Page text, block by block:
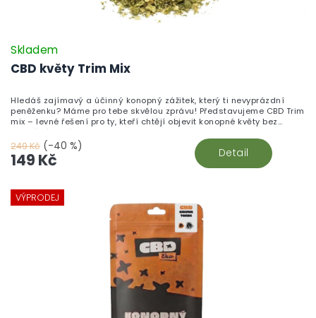
CBD květy Trim Mix
Skladem
249 Kč (-40 %)
149 Kč Detail
Hledáš zajímavý a účinný konopný zážitek, který ti nevyprázdní
peněženku? Máme pro tebe skvělou zprávu! Představujeme CBD Trim
mix – levné řešení pro ty, kteří chtějí objevit konopné květy bez
zbytečného přepychu.
VÝPRODEJ